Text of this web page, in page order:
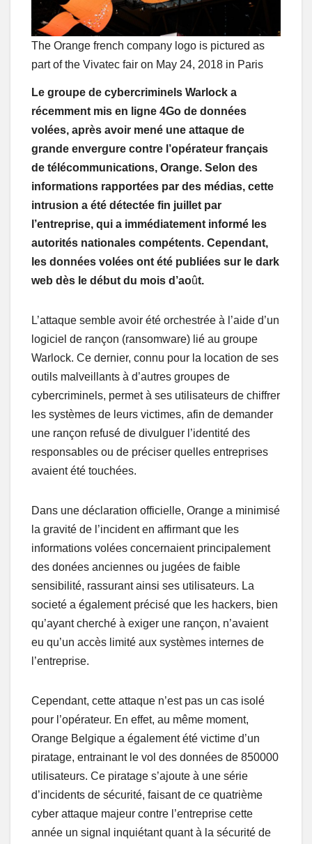
The Orange french company logo is pictured as
part of the Vivatec fair on May 24, 2018 in Paris
Le groupe de cybercriminels Warlock a
récemment mis en ligne 4Go de données
volées, après avoir mené une attaque de
grande envergure contre l’opérateur français
de télécommunications, Orange. Selon des
informations rapportées par des médias, cette
intrusion a été détectée fin juillet par
l’entreprise, qui a immédiatement informé les
autorités nationales compétents. Cependant,
les données volées ont été publiées sur le dark
web dès le début du mois d’août.
L’attaque semble avoir été orchestrée à l’aide d’un
logiciel de rançon (ransomware) lié au groupe
Warlock. Ce dernier, connu pour la location de ses
outils malveillants à d’autres groupes de
cybercriminels, permet à ses utilisateurs de chiffrer
les systèmes de leurs victimes, afin de demander
une rançon refusé de divulguer l’identité des
responsables ou de préciser quelles entreprises
avaient été touchées.
Dans une déclaration officielle, Orange a minimisé
la gravité de l’incident en affirmant que les
informations volées concernaient principalement
des donées anciennes ou jugées de faible
sensibilité, rassurant ainsi ses utilisateurs. La
societé a également précisé que les hackers, bien
qu’ayant cherché à exiger une rançon, n’avaient
eu qu’un accès limité aux systèmes internes de
l’entreprise.
Cependant, cette attaque n’est pas un cas isolé
pour l’opérateur. En effet, au même moment,
Orange Belgique a également été victime d’un
piratage, entrainant le vol des données de 850000
utilisateurs. Ce piratage s’ajoute à une série
d’incidents de sécurité, faisant de ce quatrième
cyber attaque majeur contre l’entreprise cette
année un signal inquiétant quant à la sécurité de